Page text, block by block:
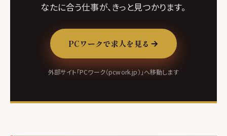
なたに合う仕事が、きっと見つかります。
PCワークで求人を見る
外部サイト「PCワーク（pcwork.jp）」へ移動します